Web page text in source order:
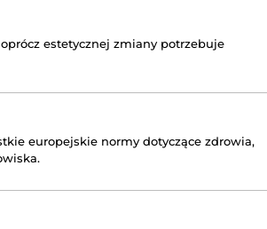
estetycznej zmiany potrzebuje
europejskie normy dotyczące zdrowia,